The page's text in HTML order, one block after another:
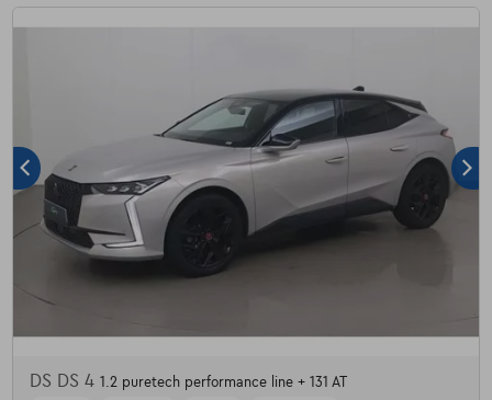
DS DS 4 1.2 puretech performance line + 131 AT